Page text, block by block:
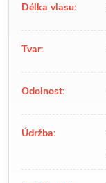
Délka vlasu:
Tvar:
Odolnost:
Údržba: